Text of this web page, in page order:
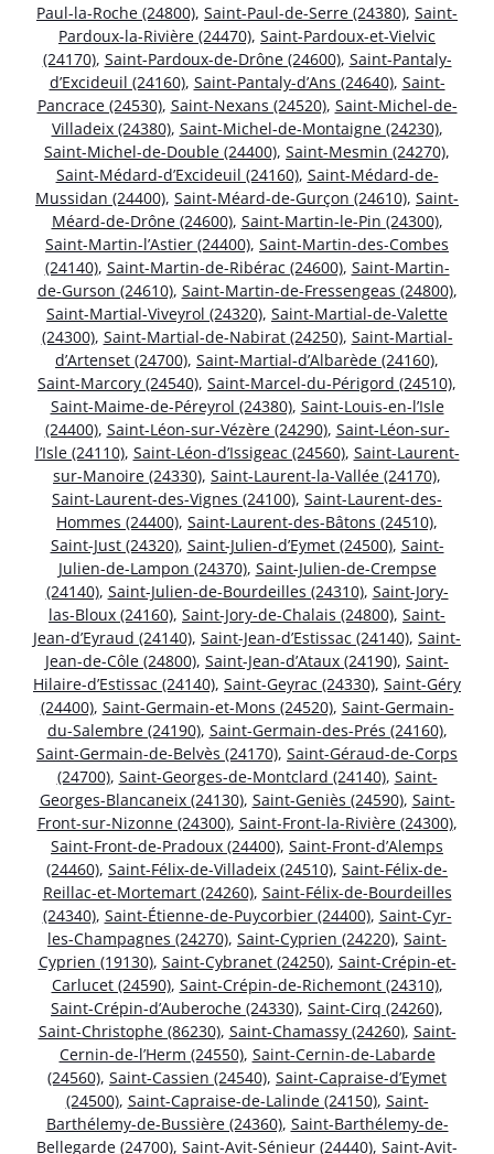
Paul-la-Roche (24800), Saint-Paul-de-Serre (24380), Saint-
Pardoux-la-Rivière (24470), Saint-Pardoux-et-Vielvic
(24170), Saint-Pardoux-de-Drône (24600), Saint-Pantaly-
d’Excideuil (24160), Saint-Pantaly-d’Ans (24640), Saint-
Pancrace (24530), Saint-Nexans (24520), Saint-Michel-de-
Villadeix (24380), Saint-Michel-de-Montaigne (24230),
Saint-Michel-de-Double (24400), Saint-Mesmin (24270),
Saint-Médard-d’Excideuil (24160), Saint-Médard-de-
Mussidan (24400), Saint-Méard-de-Gurçon (24610), Saint-
Méard-de-Drône (24600), Saint-Martin-le-Pin (24300),
Saint-Martin-l’Astier (24400), Saint-Martin-des-Combes
(24140), Saint-Martin-de-Ribérac (24600), Saint-Martin-
de-Gurson (24610), Saint-Martin-de-Fressengeas (24800),
Saint-Martial-Viveyrol (24320), Saint-Martial-de-Valette
(24300), Saint-Martial-de-Nabirat (24250), Saint-Martial-
d’Artenset (24700), Saint-Martial-d’Albarède (24160),
Saint-Marcory (24540), Saint-Marcel-du-Périgord (24510),
Saint-Maime-de-Péreyrol (24380), Saint-Louis-en-l’Isle
(24400), Saint-Léon-sur-Vézère (24290), Saint-Léon-sur-
l’Isle (24110), Saint-Léon-d’Issigeac (24560), Saint-Laurent-
sur-Manoire (24330), Saint-Laurent-la-Vallée (24170),
Saint-Laurent-des-Vignes (24100), Saint-Laurent-des-
Hommes (24400), Saint-Laurent-des-Bâtons (24510),
Saint-Just (24320), Saint-Julien-d’Eymet (24500), Saint-
Julien-de-Lampon (24370), Saint-Julien-de-Crempse
(24140), Saint-Julien-de-Bourdeilles (24310), Saint-Jory-
las-Bloux (24160), Saint-Jory-de-Chalais (24800), Saint-
Jean-d’Eyraud (24140), Saint-Jean-d’Estissac (24140), Saint-
Jean-de-Côle (24800), Saint-Jean-d’Ataux (24190), Saint-
Hilaire-d’Estissac (24140), Saint-Geyrac (24330), Saint-Géry
(24400), Saint-Germain-et-Mons (24520), Saint-Germain-
du-Salembre (24190), Saint-Germain-des-Prés (24160),
Saint-Germain-de-Belvès (24170), Saint-Géraud-de-Corps
(24700), Saint-Georges-de-Montclard (24140), Saint-
Georges-Blancaneix (24130), Saint-Geniès (24590), Saint-
Front-sur-Nizonne (24300), Saint-Front-la-Rivière (24300),
Saint-Front-de-Pradoux (24400), Saint-Front-d’Alemps
(24460), Saint-Félix-de-Villadeix (24510), Saint-Félix-de-
Reillac-et-Mortemart (24260), Saint-Félix-de-Bourdeilles
(24340), Saint-Étienne-de-Puycorbier (24400), Saint-Cyr-
les-Champagnes (24270), Saint-Cyprien (24220), Saint-
Cyprien (19130), Saint-Cybranet (24250), Saint-Crépin-et-
Carlucet (24590), Saint-Crépin-de-Richemont (24310),
Saint-Crépin-d’Auberoche (24330), Saint-Cirq (24260),
Saint-Christophe (86230), Saint-Chamassy (24260), Saint-
Cernin-de-l’Herm (24550), Saint-Cernin-de-Labarde
(24560), Saint-Cassien (24540), Saint-Capraise-d’Eymet
(24500), Saint-Capraise-de-Lalinde (24150), Saint-
Barthélemy-de-Bussière (24360), Saint-Barthélemy-de-
Bellegarde (24700), Saint-Avit-Sénieur (24440), Saint-Avit-